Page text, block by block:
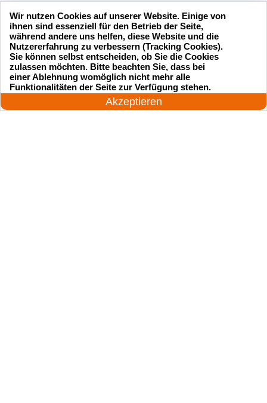
24 Stunden am Tag
Akzeptieren
Wir nutzen Cookies auf unserer Website. Einige von
ihnen sind essenziell für den Betrieb der Seite,
während andere uns helfen, diese Website und die
Nutzererfahrung zu verbessern (Tracking Cookies).
Sie können selbst entscheiden, ob Sie die Cookies
zulassen möchten. Bitte beachten Sie, dass bei
einer Ablehnung womöglich nicht mehr alle
Funktionalitäten der Seite zur Verfügung stehen.